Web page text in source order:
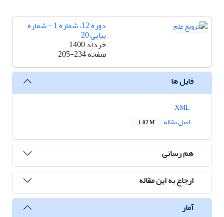
دوره 12، شماره 1 - شماره
پیاپی 20
خرداد 1400
صفحه205-234
فایل ها
اصل مقاله
1.02 M
هم رسانی
ارجاع به این مقاله
آمار